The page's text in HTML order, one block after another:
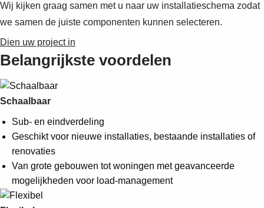
Wij kijken graag samen met u naar uw installatieschema zodat
we samen de juiste componenten kunnen selecteren.
Dien uw project in
Belangrijkste voordelen
Schaalbaar
Sub- en eindverdeling
Geschikt voor nieuwe installaties, bestaande installaties of
renovaties
Van grote gebouwen tot woningen met geavanceerde
mogelijkheden voor load-management